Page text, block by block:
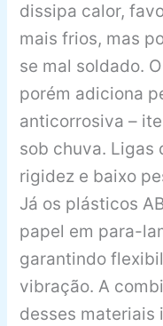
dissipa calor,
mais frios, mas
se mal soldado.
porém adiciona
anticorrosiva –
sob chuva. Ligas
rigidez e baixo
Já os plásticos
papel em para-
garantindo
vibração. A
desses materiais